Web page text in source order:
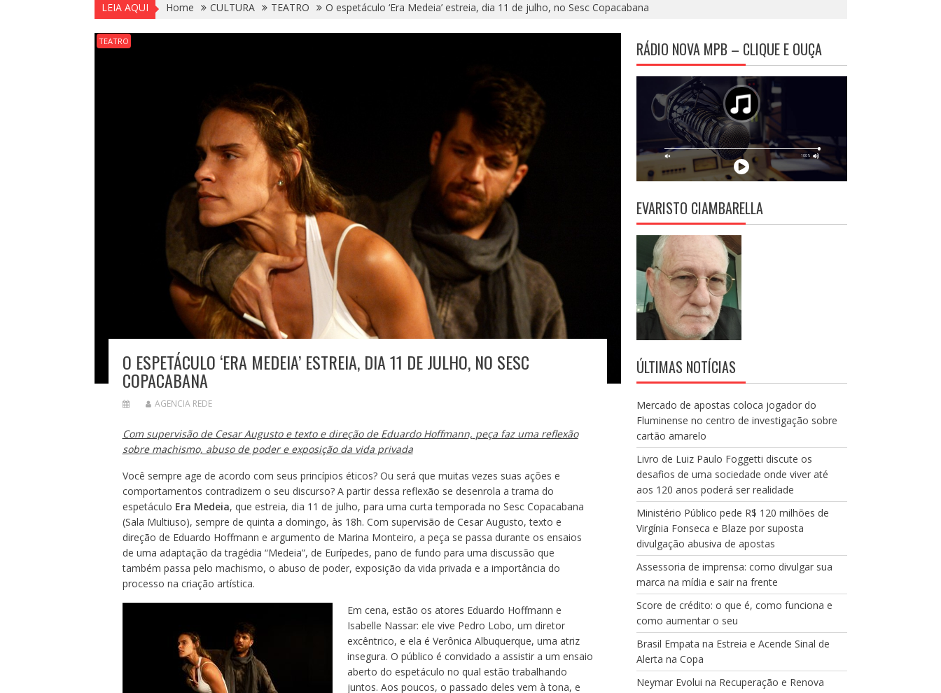
LEIA AQUI Home CULTURA TEATRO O espetáculo ‘Era Medeia’ estreia, dia 11 de julho, no Sesc Copacabana
TEATRO
O ESPETÁCULO ‘ERA MEDEIA’ ESTREIA, DIA 11 DE JULHO, NO SESC
COPACABANA
AGENCIA REDE
Com supervisão de Cesar Augusto e texto e direção de Eduardo Hoffmann, peça faz uma reflexão
sobre machismo, abuso de poder e exposição da vida privada
Você sempre age de acordo com seus princípios éticos? Ou será que muitas vezes suas ações e
comportamentos contradizem o seu discurso? A partir dessa reflexão se desenrola a trama do
espetáculo Era Medeia, que estreia, dia 11 de julho, para uma curta temporada no Sesc Copacabana
(Sala Multiuso), sempre de quinta a domingo, às 18h. Com supervisão de Cesar Augusto, texto e
direção de Eduardo Hoffmann e argumento de Marina Monteiro, a peça se passa durante os ensaios
de uma adaptação da tragédia “Medeia”, de Eurípedes, pano de fundo para uma discussão que
também passa pelo machismo, o abuso de poder, exposição da vida privada e a importância do
processo na criação artística.
Em cena, estão os atores Eduardo Hoffmann e
Isabelle Nassar: ele vive Pedro Lobo, um diretor
excêntrico, e ela é Verônica Albuquerque, uma atriz
insegura. O público é convidado a assistir a um ensaio
aberto do espetáculo no qual estão trabalhando
juntos. Aos poucos, o passado deles vem à tona, e
RÁDIO NOVA MPB – CLIQUE E OUÇA
EVARISTO CIAMBARELLA
ÚLTIMAS NOTÍCIAS
Mercado de apostas coloca jogador do
Fluminense no centro de investigação sobre
cartão amarelo
Livro de Luiz Paulo Foggetti discute os
desafios de uma sociedade onde viver até
aos 120 anos poderá ser realidade
Ministério Público pede R$ 120 milhões de
Virgínia Fonseca e Blaze por suposta
divulgação abusiva de apostas
Assessoria de imprensa: como divulgar sua
marca na mídia e sair na frente
Score de crédito: o que é, como funciona e
como aumentar o seu
Brasil Empata na Estreia e Acende Sinal de
Alerta na Copa
Neymar Evolui na Recuperação e Renova